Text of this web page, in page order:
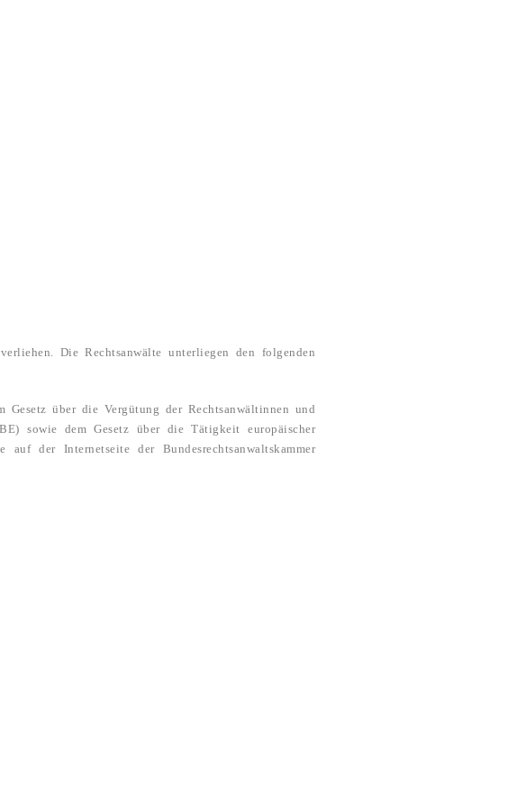
Die Rechtsanwälte unterliegen den folgenden
Gesetz über die Vergütung der Rechtsanwältinnen und
sowie dem Gesetz über die Tätigkeit europäischer
der Internetseite der Bundesrechtsanwaltskammer